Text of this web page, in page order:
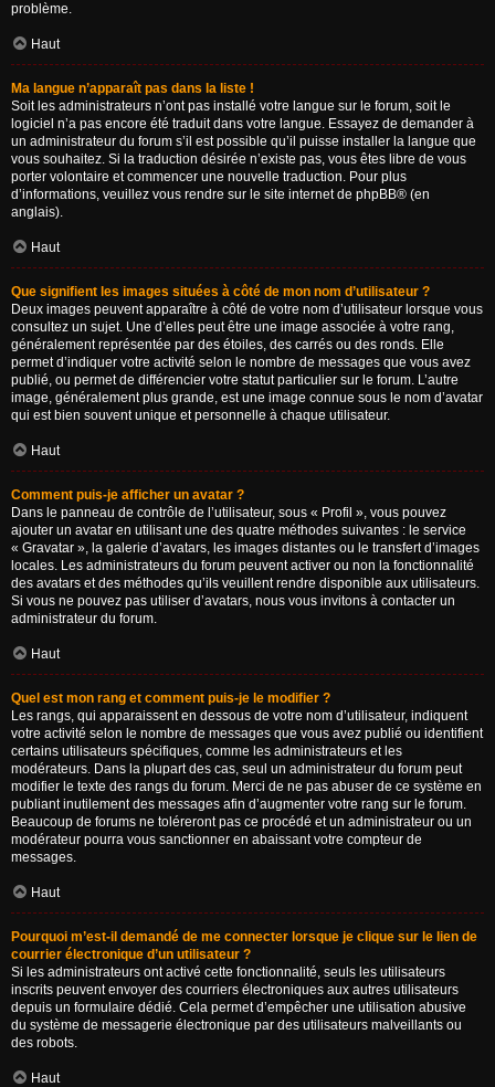
problème.
Haut
Ma langue n’apparaît pas dans la liste !
Soit les administrateurs n’ont pas installé votre langue sur le forum, soit le
logiciel n’a pas encore été traduit dans votre langue. Essayez de demander à
un administrateur du forum s’il est possible qu’il puisse installer la langue que
vous souhaitez. Si la traduction désirée n’existe pas, vous êtes libre de vous
porter volontaire et commencer une nouvelle traduction. Pour plus
d’informations, veuillez vous rendre sur le site internet de phpBB® (en
anglais).
Haut
Que signifient les images situées à côté de mon nom d’utilisateur ?
Deux images peuvent apparaître à côté de votre nom d’utilisateur lorsque vous
consultez un sujet. Une d’elles peut être une image associée à votre rang,
généralement représentée par des étoiles, des carrés ou des ronds. Elle
permet d’indiquer votre activité selon le nombre de messages que vous avez
publié, ou permet de différencier votre statut particulier sur le forum. L’autre
image, généralement plus grande, est une image connue sous le nom d’avatar
qui est bien souvent unique et personnelle à chaque utilisateur.
Haut
Comment puis-je afficher un avatar ?
Dans le panneau de contrôle de l’utilisateur, sous « Profil », vous pouvez
ajouter un avatar en utilisant une des quatre méthodes suivantes : le service
« Gravatar », la galerie d’avatars, les images distantes ou le transfert d’images
locales. Les administrateurs du forum peuvent activer ou non la fonctionnalité
des avatars et des méthodes qu’ils veuillent rendre disponible aux utilisateurs.
Si vous ne pouvez pas utiliser d’avatars, nous vous invitons à contacter un
administrateur du forum.
Haut
Quel est mon rang et comment puis-je le modifier ?
Les rangs, qui apparaissent en dessous de votre nom d’utilisateur, indiquent
votre activité selon le nombre de messages que vous avez publié ou identifient
certains utilisateurs spécifiques, comme les administrateurs et les
modérateurs. Dans la plupart des cas, seul un administrateur du forum peut
modifier le texte des rangs du forum. Merci de ne pas abuser de ce système en
publiant inutilement des messages afin d’augmenter votre rang sur le forum.
Beaucoup de forums ne toléreront pas ce procédé et un administrateur ou un
modérateur pourra vous sanctionner en abaissant votre compteur de
messages.
Haut
Pourquoi m’est-il demandé de me connecter lorsque je clique sur le lien de
courrier électronique d’un utilisateur ?
Si les administrateurs ont activé cette fonctionnalité, seuls les utilisateurs
inscrits peuvent envoyer des courriers électroniques aux autres utilisateurs
depuis un formulaire dédié. Cela permet d’empêcher une utilisation abusive
du système de messagerie électronique par des utilisateurs malveillants ou
des robots.
Haut